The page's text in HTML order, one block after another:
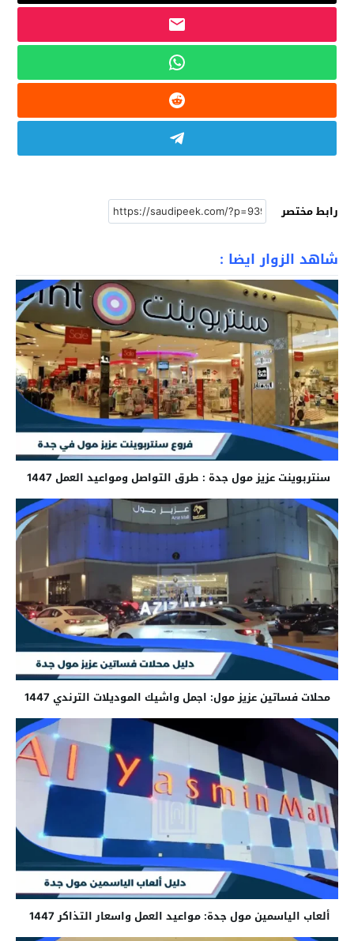
رابط مختصر
شاهد الزوار ايضا :
سنتربوينت عزيز مول جدة : طرق التواصل ومواعيد العمل 1447
محلات فساتين عزيز مول: اجمل واشيك الموديلات الترندي 1447
ألعاب الياسمين مول جدة: مواعيد العمل واسعار التذاكر 1447